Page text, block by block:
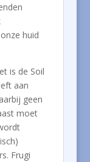
huid
is de Soil
aan
geen
moet
Frugi